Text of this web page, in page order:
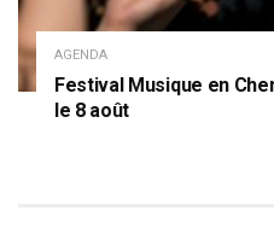
AGENDA
Festival Musique en
le 8 août